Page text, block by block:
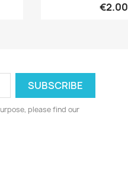
€2.00
please find our